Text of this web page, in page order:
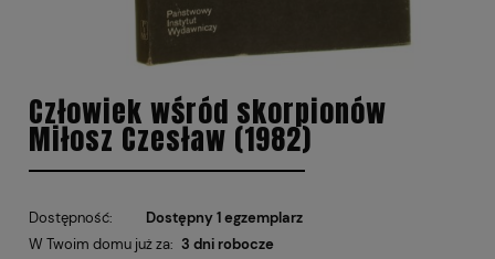
Człowiek wśród skorpionów
Miłosz Czesław (1982)
Dostępność:
Dostępny 1 egzemplarz
W Twoim domu już za: 3 dni robocze